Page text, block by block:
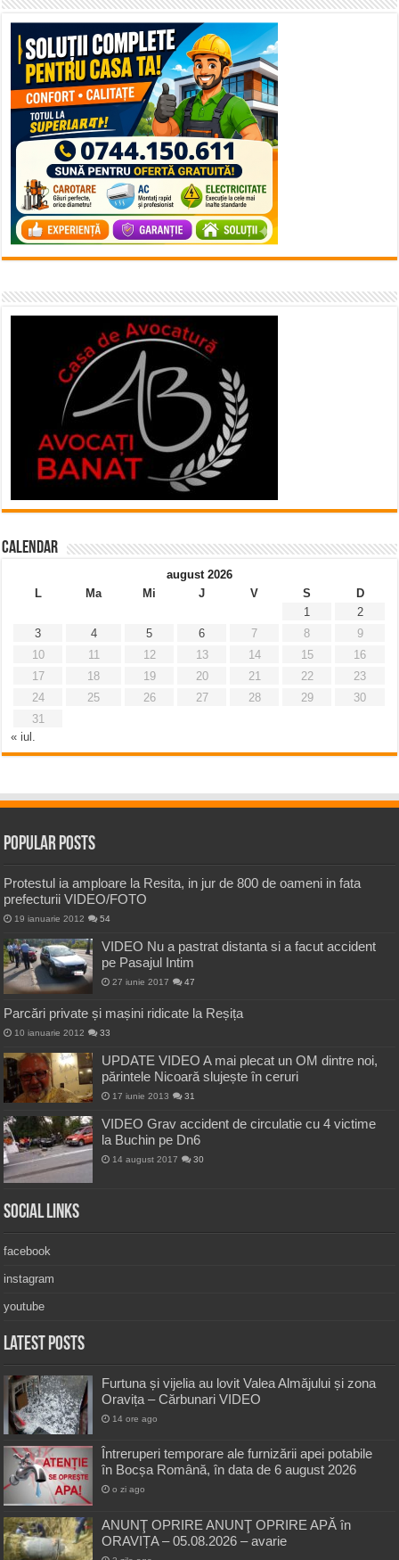
Calendar
august 2026
L
Ma Mi J V S
D
1
2
3
4 5 6 7 8
9
10
11 12 13 14 15
16
17
18 19 20 21 22
23
24
25 26 27 28 29
30
31
« iul.
Popular Posts
Protestul ia amploare la Resita, in jur de 800 de oameni in fata
prefecturii VIDEO/FOTO
19 ianuarie 2012 54
VIDEO Nu a pastrat distanta si a facut accident
pe Pasajul Intim
27 iunie 2017 47
Parcări private și mașini ridicate la Reșița
10 ianuarie 2012 33
UPDATE VIDEO A mai plecat un OM dintre noi,
părintele Nicoară slujește în ceruri
17 iunie 2013 31
VIDEO Grav accident de circulatie cu 4 victime
la Buchin pe Dn6
14 august 2017 30
Social Links
facebook
instagram
youtube
Latest Posts
Furtuna și vijelia au lovit Valea Almăjului și zona
Oravița – Cărbunari VIDEO
14 ore ago
Întreruperi temporare ale furnizării apei potabile
în Bocșa Română, în data de 6 august 2026
o zi ago
ANUNŢ OPRIRE ANUNŢ OPRIRE APĂ în
ORAVIȚA – 05.08.2026 – avarie